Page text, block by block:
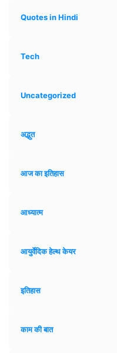
Quotes in Hindi
Tech
Uncategorized
अद्भुत
आज का इतिहास
आध्यात्म
आयुर्वेदिक हेल्थ केयर
इतिहास
काम की बात